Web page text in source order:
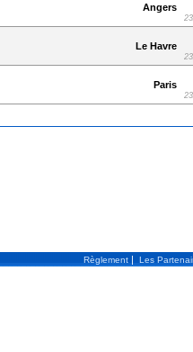
Angers
Le Havre
Paris
Règlement | Les